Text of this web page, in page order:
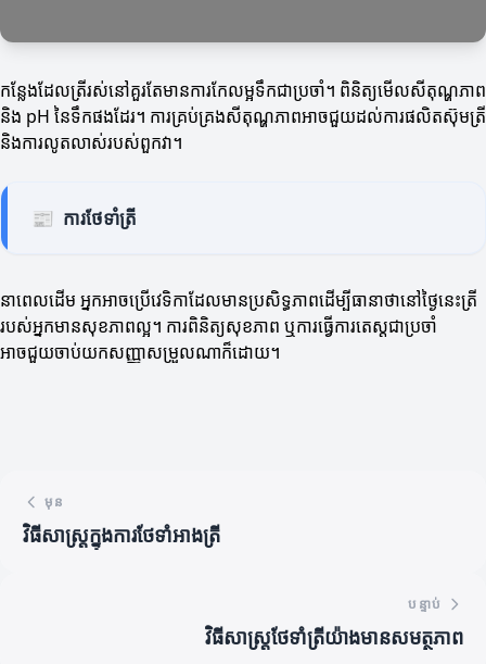
កន្លែងដែលត្រីរស់នៅគួរតែមានការកែលម្អទឹកជាប្រចាំ។ ពិនិត្យមើលសីតុណ្ហភាព
និង pH នៃទឹកផងដែរ។ ការគ្រប់គ្រងសីតុណ្ហភាពអាចជួយដល់ការផលិតស៊ុមត្រី
និងការលូតលាស់របស់ពួកវា។
📰 ការថែទាំត្រី
នាពេលដើម អ្នកអាចប្រើវេទិកាដែលមានប្រសិទ្ធភាពដើម្បីធានាថានៅថ្ងៃនេះត្រី
របស់អ្នកមានសុខភាពល្អ។ ការពិនិត្យសុខភាព ឬការធ្វើការតេស្តជាប្រចាំ
អាចជួយចាប់យកសញ្ញាសម្រួលណាក៏ដោយ។
មុន
វិធីសាស្ត្រក្នុងការថែទាំអាងត្រី
បន្ទាប់
វិធីសាស្ត្រថែទាំត្រីយ៉ាងមានសមត្ថភាព